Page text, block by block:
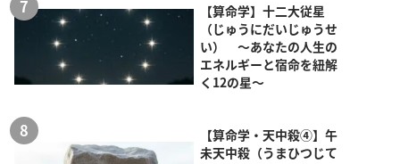
【算命学】十二大従星
（じゅうにだいじゅうせ
い） ～あなたの人生の
エネルギーと宿命を紐解
く12の星～
【算命学・天中殺④】午
未天中殺（うまひつじて